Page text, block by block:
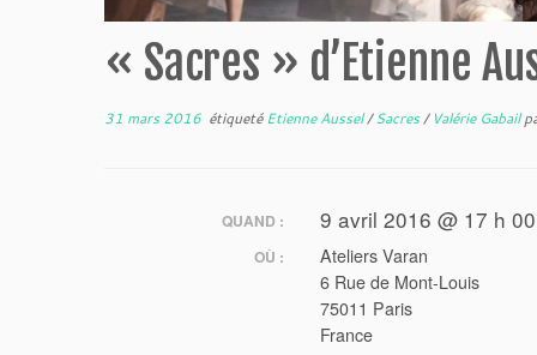
« Sacres » d’Etienne
31 mars 2016 étiquetéEtienne Aussel/Sacres/ Valérie Gabail
QUAND : 9 avril 2016 @ 17 h
OÙ :
Ateliers Varan
6 Rue de Mont-Louis
75011 Paris
France